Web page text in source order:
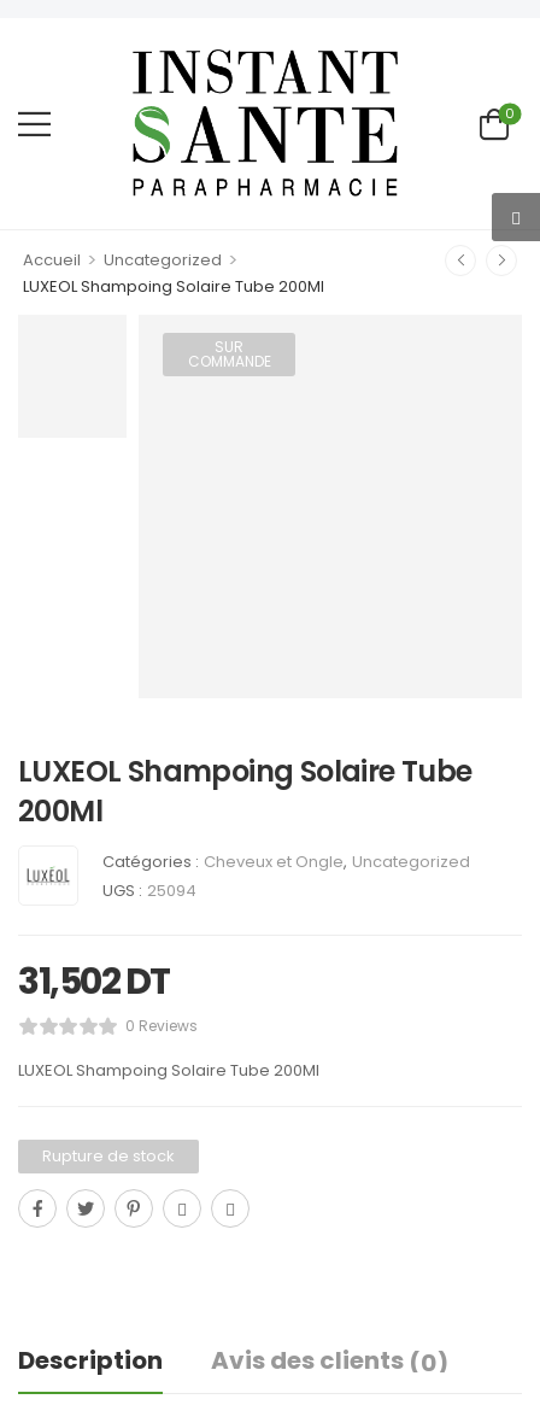
0
Accueil > Uncategorized >
LUXEOL Shampoing Solaire Tube 200Ml
SUR
COMMANDE
LUXEOL Shampoing Solaire Tube
200Ml
Catégories : Cheveux et Ongle, Uncategorized
UGS : 25094
31,502DT
0 Reviews
LUXEOL Shampoing Solaire Tube 200Ml
Rupture de stock
Description Avis des clients (0)